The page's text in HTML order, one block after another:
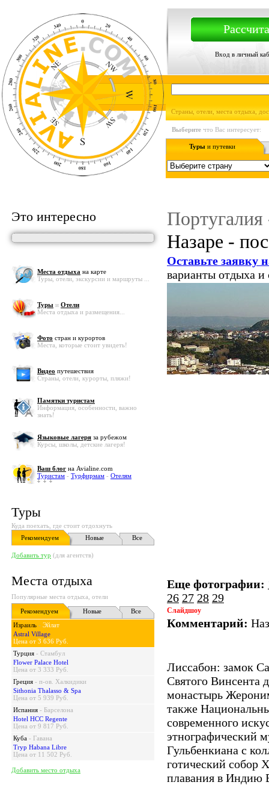
Вход в личный
Страны, отели, места отдыха,
Выберите что Вас интересует:
Туры и путевки
Это интересно
Места отдыха на карте
Туры, отели, экскурсии и маршруты ...
Туры и Отели
Места отдыха и размещения...
Фото стран и курортов
Места, которые стоит увидеть!
Видео путешествия
Страны, отели, курорты, пляжи!
Памятки туристам
Информация, особенности, важно
знать!
Языковые лагеря за рубежом
Курсы, школы, детские лагеря!
Ваш блог на Avialine.com
Туристам - Турфирмам - Отелям
Туры
Куда поехать, где стоит отдохнуть
Рекомендуем
Новые Все
Добавить тур (для агентств)
Места отдыха
Популярные места отдыха, отели
Рекомендуем
Новые
Все
Израиль - Эйлат
Astral Village
Цена от 3 636 Руб.
Турция - Стамбул
Flower Palace Hotel
Цена от 3 333 Руб.
Греция - п-ов. Халкидики
Sithonia Thalasso & Spa
Цена от 5 939 Руб.
Испания - Барселона
Hotel HCC Regente
Цена от 9 817 Руб.
Куба - Гавана
Tryp Habana Libre
Цена от 11 502 Руб.
Добавить место отдыха
Португалия
Назаре -
Оставьте заявку
варианты отдыха
Еще фотографии:
26 27 28 29
Слайдшоу
Комментарий:
Лиссабон: замок
Святого Винсента
монастырь
также
современного
этнографический
Гульбенкиана с
готический собор
плавания в Индию